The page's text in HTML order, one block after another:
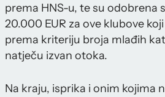
prema HNS-u, te su odobrena
20.000 EUR za ove klubove
prema kriteriju broja mlađih
natječu izvan otoka.
Na kraju, isprika i onim kojima